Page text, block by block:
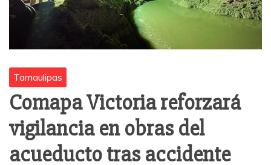
Tamaulipas
Comapa Victoria reforzará
vigilancia en obras del
acueducto tras accidente